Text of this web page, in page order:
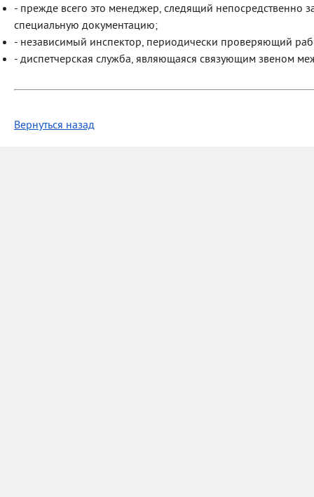
- прежде всего это менеджер, следящий непосредственно
специальную документацию;
- независимый инспектор, периодически проверяющий
- диспетчерская служба, являющаяся связующим звеном
Вернуться назад